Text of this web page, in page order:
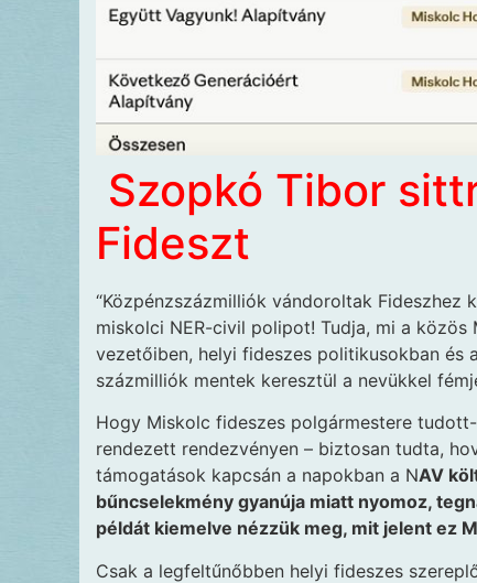
Szopkó Tibor
Fideszt
“Közpénzszázmilliók vándoroltak
miskolci NER-civil polipot! Tudja, mi a
vezetőiben, helyi fideszes politikusokban és
százmilliók mentek keresztül a nevükkel
Hogy Miskolc fideszes polgármestere
rendezett rendezvényen – biztosan tudta,
támogatások kapcsán a napokban a NAV
bűncselekmény gyanúja miatt nyomoz,
példát kiemelve nézzük meg, mit jelent ez
Csak a legfeltűnőbben helyi fideszes